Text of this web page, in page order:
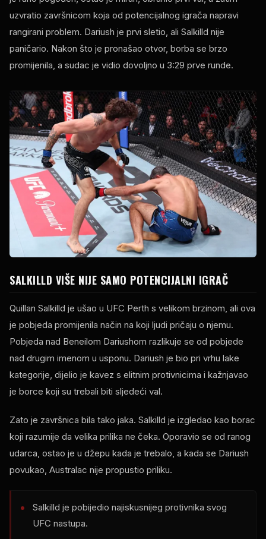
uzvratio završnicom koja od potencijalnog igrača napravi
rangirani problem. Dariush je prvi sletio, ali Salkilld nije
paničario. Nakon što je pronašao otvor, borba se brzo
promijenila, a sudac je vidio dovoljno u 3:29 prve runde.
SALKILLD VIŠE NIJE SAMO POTENCIJALNI IGRAČ
Quillan Salkilld je ušao u UFC Perth s velikom brzinom, ali ova
je pobjeda promijenila način na koji ljudi pričaju o njemu.
Pobjeda nad Beneilom Dariushom razlikuje se od pobjede
nad drugim imenom u usponu. Dariush je bio pri vrhu lake
kategorije, dijelio je kavez s elitnim protivnicima i kažnjavao
je borce koji su trebali biti sljedeći val.
Zato je završnica bila tako jaka. Salkilld je izgledao kao borac
koji razumije da velika prilika ne čeka. Oporavio se od ranog
udarca, ostao je u džepu kada je trebalo, a kada se Dariush
povukao, Australac nije propustio priliku.
Salkilld je pobijedio najiskusnijeg protivnika svog
UFC nastupa.